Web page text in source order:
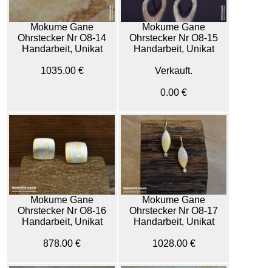
Mokume Gane
Ohrstecker Nr O8-14
Handarbeit, Unikat
1035.00 €
Mokume Gane
Ohrstecker Nr O8-15
Handarbeit, Unikat
Verkauft.
0.00 €
Mokume Gane
Ohrstecker Nr O8-16
Handarbeit, Unikat
878.00 €
Mokume Gane
Ohrstecker Nr O8-17
Handarbeit, Unikat
1028.00 €